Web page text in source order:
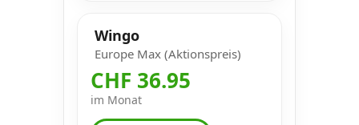
Wingo
Europe Max (Aktionspreis)
CHF 36.95
im Monat